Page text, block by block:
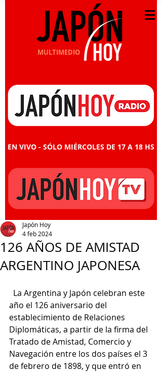
MULTIMEDIO
EN VIVO - SÓLO MIÉRCOLES DE 17 A 18 HS
126 AÑOS DE AMISTAD
ARGENTINO JAPONESA
Japón Hoy
4 feb 2024
La Argentina y Japón celebran este
año el 126 aniversario del
establecimiento de Relaciones
Diplomáticas, a partir de la firma del
Tratado de Amistad, Comercio y
Navegación entre los dos países el 3
de febrero de 1898, y que entró en